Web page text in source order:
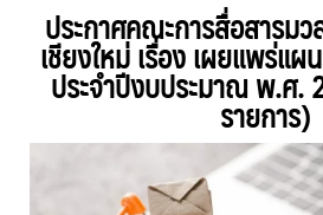
ประกาศคณะการสื่อสารม
เชียงใหม่ เรื่อง เผยแพร่แ
ประจำปีงบประมาณ พ.ศ.
รายการ)